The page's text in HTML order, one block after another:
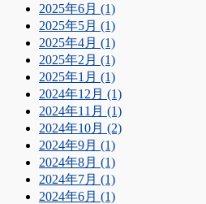
2025年6月 (1)
2025年5月 (1)
2025年4月 (1)
2025年2月 (1)
2025年1月 (1)
2024年12月 (1)
2024年11月 (1)
2024年10月 (2)
2024年9月 (1)
2024年8月 (1)
2024年7月 (1)
2024年6月 (1)